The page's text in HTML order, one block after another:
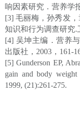
响因素研究．营养学
[3] 毛丽梅，孙秀发
知识和行为调查研究.
[4] 吴坤主编．营养
出版社，2003，161-
[5] Gunderson EP,
gain and body weight
1999, (21):261-275.